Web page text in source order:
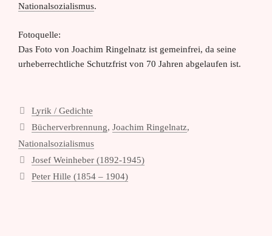
Nationalsozialismus.
Fotoquelle:
Das Foto von Joachim Ringelnatz ist gemeinfrei, da seine
urheberrechtliche Schutzfrist von 70 Jahren abgelaufen ist.
Kategorien
Lyrik / Gedichte
Schlagwörter
Bücherverbrennung, Joachim Ringelnatz,
Nationalsozialismus
Josef Weinheber (1892-1945)
Peter Hille (1854 – 1904)